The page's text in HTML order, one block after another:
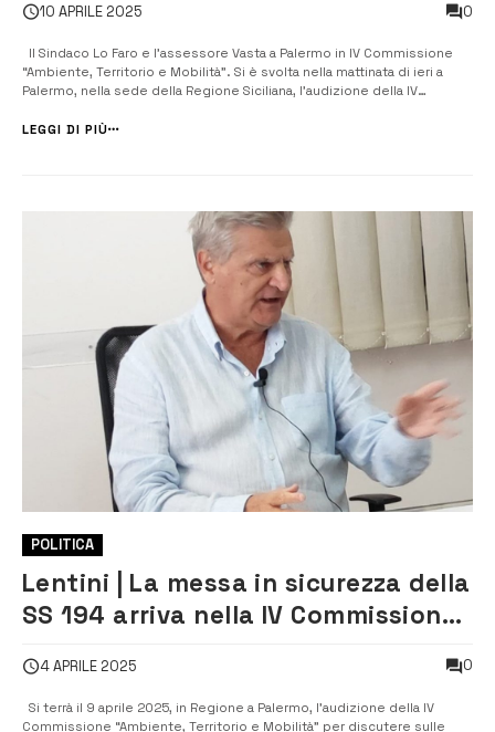
Commissione
10 APRILE 2025 0
Il Sindaco Lo Faro e l’assessore Vasta a Palermo in IV Commissione
“Ambiente, Territorio e Mobilità”. Si è svolta nella mattinata di ieri a
Palermo, nella sede della Regione Siciliana, l’audizione della IV
possibili soluzioni per la messa in sicurezza della SS 194. Nel co...
LEGGI DI PIÙ
POLITICA
Lentini | La messa in sicurezza della
SS 194 arriva nella IV Commissione.
attuare misure urgenti”
4 APRILE 2025 0
Si terrà il 9 aprile 2025, in Regione a Palermo, l’audizione della IV
Commissione “Ambiente, Territorio e Mobilità” per discutere sulle